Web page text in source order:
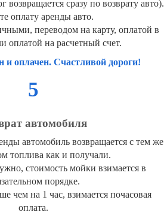
возвращается сразу по возврату авто).
оплату аренды авто.
переводом на карту, оплатой в
оплатой на расчетный счет.
и оплачен. Счастливой дороги!
5
автомобиля
автомобиль возвращается с тем же
топлива как и получали.
стоимость мойки взимается в
порядке.
чем на 1 час, взимается почасовая
оплата.